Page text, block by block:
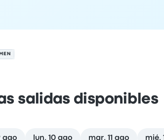
salidas disponibles
ago lun, 10 ago mar, 11 ago mié,